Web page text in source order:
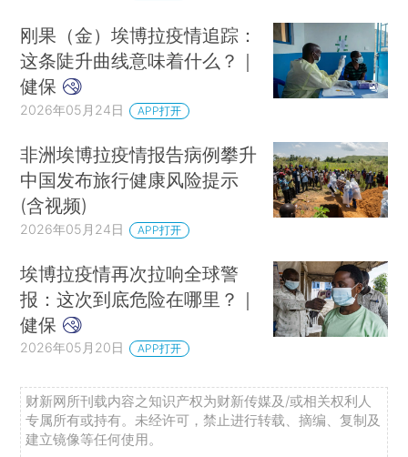
刚果（金）埃博拉疫情追踪：
这条陡升曲线意味着什么？｜
健保
2026年05月24日 APP打开
非洲埃博拉疫情报告病例攀升
中国发布旅行健康风险提示
(含视频)
2026年05月24日 APP打开
埃博拉疫情再次拉响全球警
报：这次到底危险在哪里？｜
健保
2026年05月20日 APP打开
财新网所刊载内容之知识产权为财新传媒及/或相关权利人
专属所有或持有。未经许可，禁止进行转载、摘编、复制及
建立镜像等任何使用。